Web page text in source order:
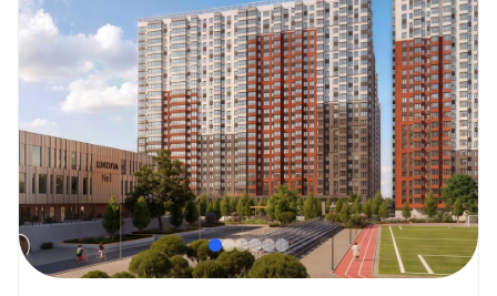
3-КОМН.
от 68,3 м2 ЦЕНА ПО ЗАПРОСУ
ПОДРОБНЕЕ О ПРОЕКТЕ